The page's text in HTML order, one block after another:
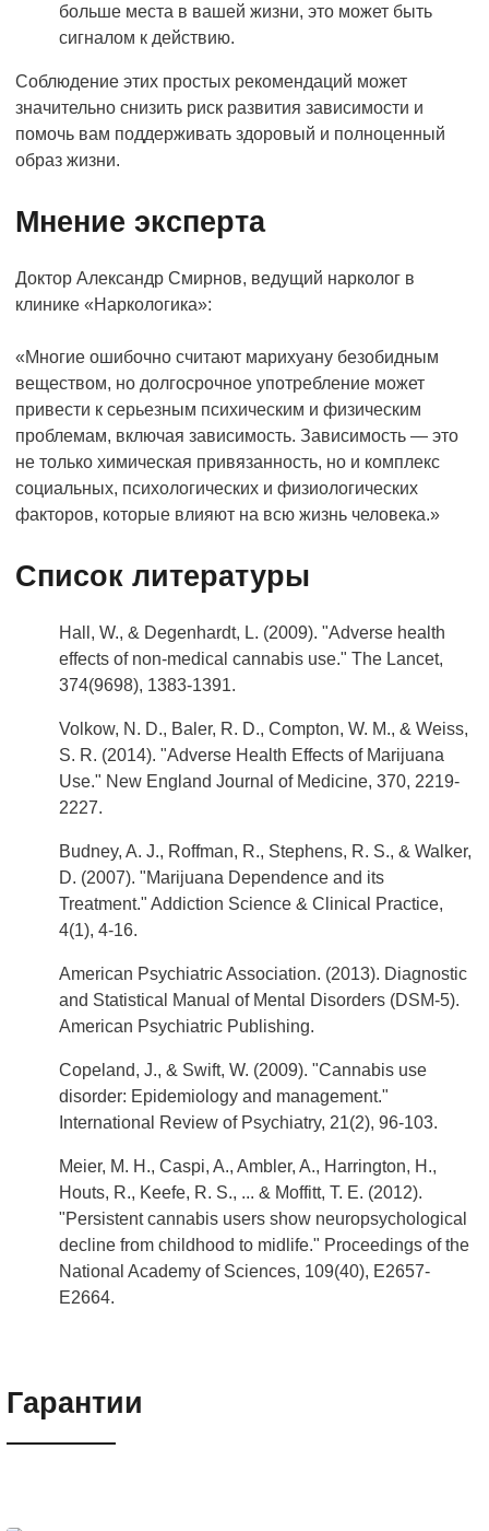
больше места в вашей жизни, это может быть
сигналом к действию.
Соблюдение этих простых рекомендаций может
значительно снизить риск развития зависимости и
помочь вам поддерживать здоровый и полноценный
образ жизни.
Мнение эксперта
Доктор Александр Смирнов, ведущий нарколог в
клинике «Наркологика»:
«Многие ошибочно считают марихуану безобидным
веществом, но долгосрочное употребление может
привести к серьезным психическим и физическим
проблемам, включая зависимость. Зависимость — это
не только химическая привязанность, но и комплекс
социальных, психологических и физиологических
факторов, которые влияют на всю жизнь человека.»
Список литературы
Hall, W., & Degenhardt, L. (2009). "Adverse health
effects of non-medical cannabis use." The Lancet,
374(9698), 1383-1391.
Volkow, N. D., Baler, R. D., Compton, W. M., & Weiss,
S. R. (2014). "Adverse Health Effects of Marijuana
Use." New England Journal of Medicine, 370, 2219-
2227.
Budney, A. J., Roffman, R., Stephens, R. S., & Walker,
D. (2007). "Marijuana Dependence and its
Treatment." Addiction Science & Clinical Practice,
4(1), 4-16.
American Psychiatric Association. (2013). Diagnostic
and Statistical Manual of Mental Disorders (DSM-5).
American Psychiatric Publishing.
Copeland, J., & Swift, W. (2009). "Cannabis use
disorder: Epidemiology and management."
International Review of Psychiatry, 21(2), 96-103.
Meier, M. H., Caspi, A., Ambler, A., Harrington, H.,
Houts, R., Keefe, R. S., ... & Moffitt, T. E. (2012).
"Persistent cannabis users show neuropsychological
decline from childhood to midlife." Proceedings of the
National Academy of Sciences, 109(40), E2657-
E2664.
Гарантии